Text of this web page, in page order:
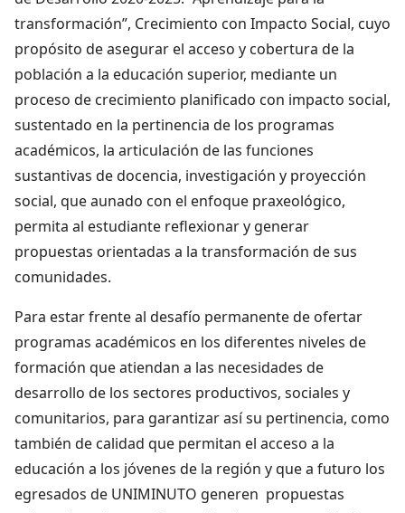
transformación”, Crecimiento con Impacto Social, cuyo
propósito de asegurar el acceso y cobertura de la
población a la educación superior, mediante un
proceso de crecimiento planificado con impacto social,
sustentado en la pertinencia de los programas
académicos, la articulación de las funciones
sustantivas de docencia, investigación y proyección
social, que aunado con el enfoque praxeológico,
permita al estudiante reflexionar y generar
propuestas orientadas a la transformación de sus
comunidades.
Para estar frente al desafío permanente de ofertar
programas académicos en los diferentes niveles de
formación que atiendan a las necesidades de
desarrollo de los sectores productivos, sociales y
comunitarios, para garantizar así su pertinencia, como
también de calidad que permitan el acceso a la
educación a los jóvenes de la región y que a futuro los
egresados de UNIMINUTO generen propuestas